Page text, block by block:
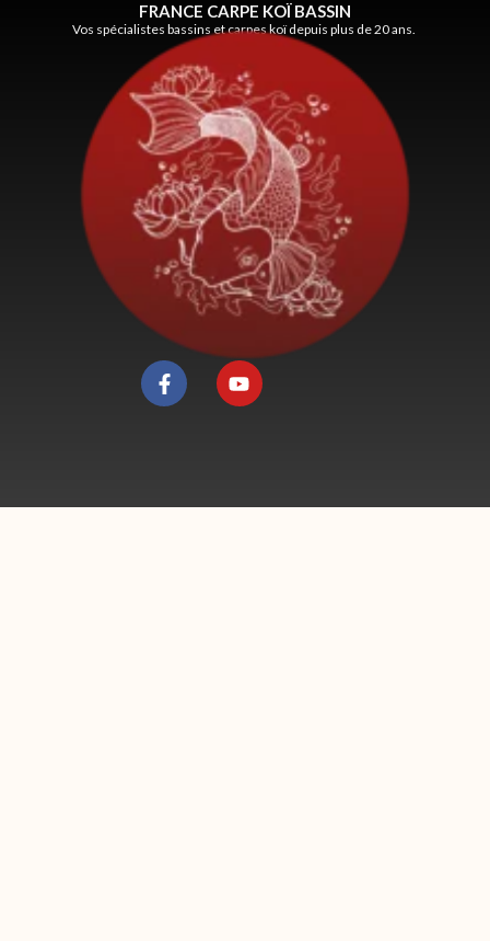
FRANCE CARPE KOÏ BASSIN
Vos spécialistes bassins et carpes koï depuis plus de 20 ans.
F
a
c
k
Y
o
u